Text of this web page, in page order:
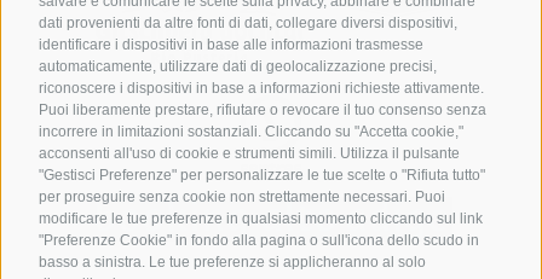
dati provenienti da altre fonti di dati, collegare diversi dispositivi,
identificare i dispositivi in base alle informazioni trasmesse
automaticamente, utilizzare dati di geolocalizzazione precisi,
riconoscere i dispositivi in base a informazioni richieste attivamente.
Puoi liberamente prestare, rifiutare o revocare il tuo consenso senza
incorrere in limitazioni sostanziali. Cliccando su "Accetta cookie,"
acconsenti all'uso di cookie e strumenti simili. Utilizza il pulsante
"Gestisci Preferenze" per personalizzare le tue scelte o "Rifiuta tutto"
per proseguire senza cookie non strettamente necessari. Puoi
modificare le tue preferenze in qualsiasi momento cliccando sul link
"Preferenze Cookie" in fondo alla pagina o sull'icona dello scudo in
basso a sinistra. Le tue preferenze si applicheranno al solo